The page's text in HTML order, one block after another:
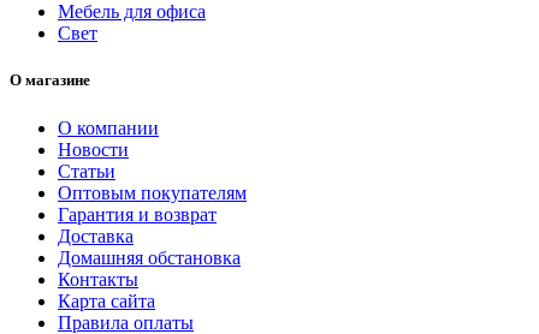
Мебель для офиса
Свет
О магазине
О компании
Новости
Статьи
Оптовым покупателям
Гарантия и возврат
Доставка
Домашняя обстановка
Контакты
Карта сайта
Правила оплаты